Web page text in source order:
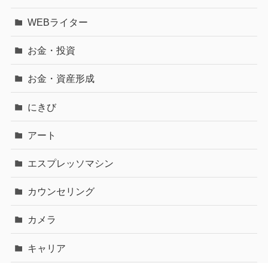
WEBライター
お金・投資
お金・資産形成
にきび
アート
エスプレッソマシン
カウンセリング
カメラ
キャリア